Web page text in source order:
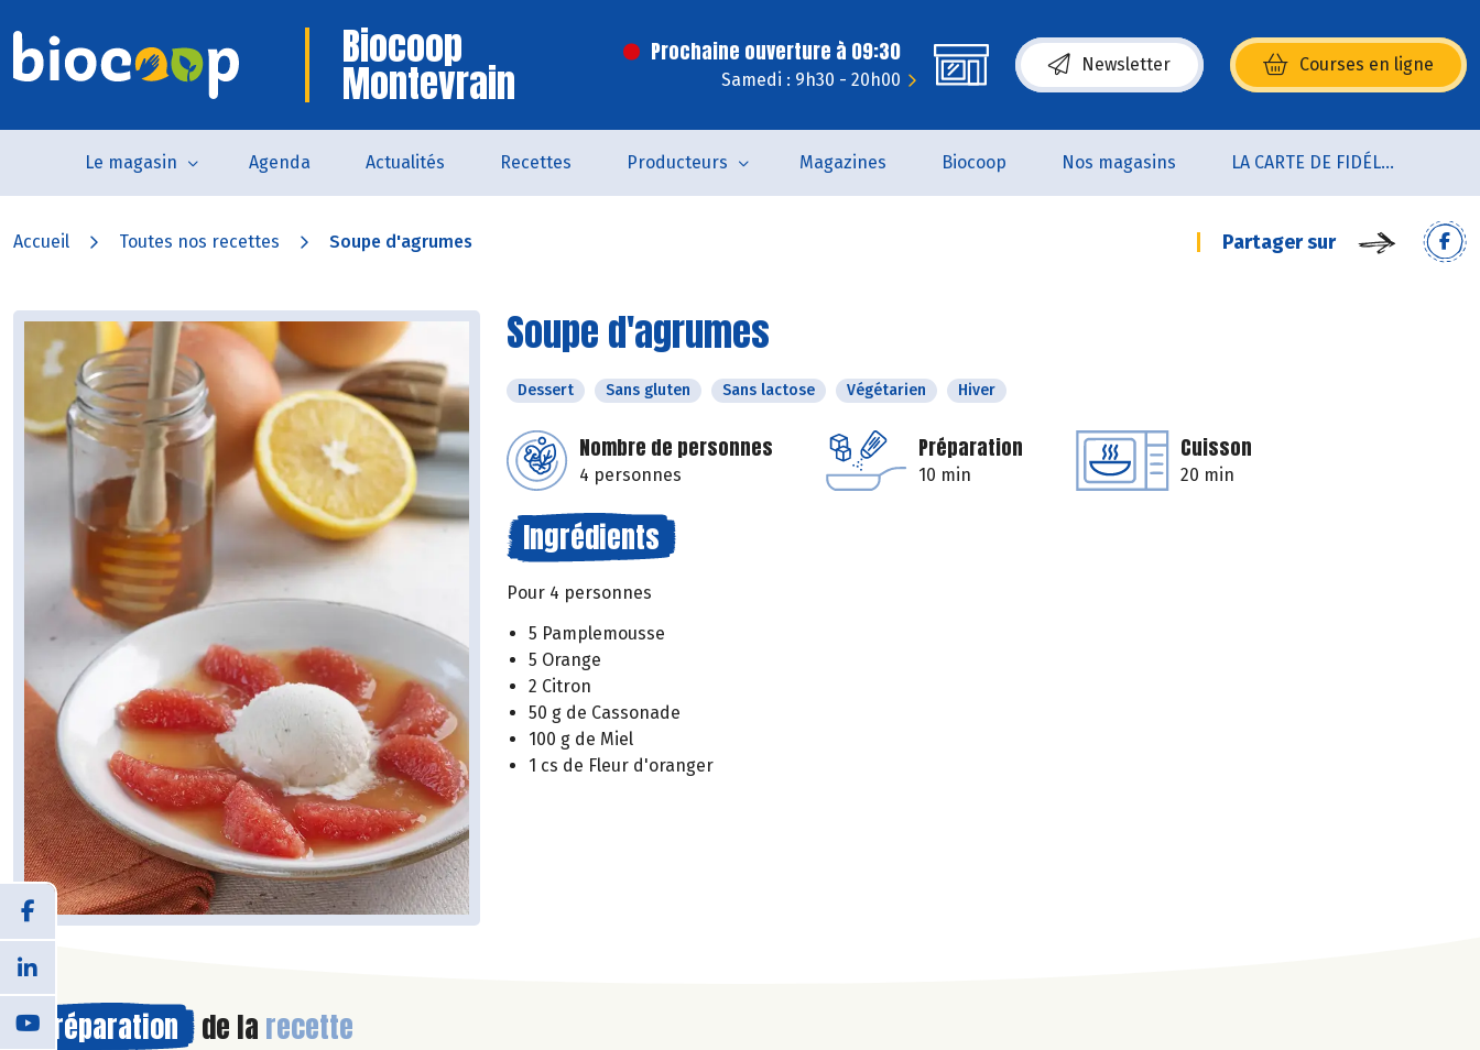
Biocoop
Montevrain
Prochaine ouverture à 09:30
Samedi : 9h30 - 20h00
Newsletter Courses en ligne
(s’ouvre dans une nouvelle fenêtre)
Le magasin Agenda Actualités Recettes Producteurs Magazines Biocoop Nos magasins LA CARTE DE FIDÉLITÉ
Accueil Toutes nos recettes Soupe d'agrumes Partager sur
Soupe d'agrumes
Dessert Sans gluten Sans lactose Végétarien Hiver
Nombre de personnes
4 personnes
Préparation
10 min
Cuisson
20 min
Ingrédients
Pour 4 personnes
5 Pamplemousse
5 Orange
2 Citron
50 g de Cassonade
100 g de Miel
1 cs de Fleur d'oranger
Préparation de la recette